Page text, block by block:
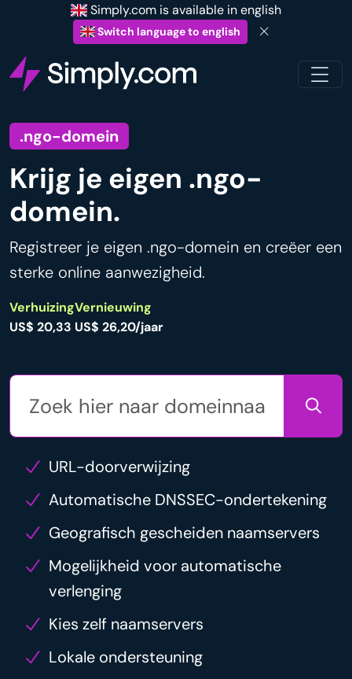
Simply.com is available in english
Switch language to english
.ngo-domein
Krijg je eigen .ngo-
domein.
Registreer je eigen .ngo-domein en creëer een
sterke online aanwezigheid.
Verhuizing
US$ 20,33
Vernieuwing
US$ 26,20/jaar
URL-doorverwijzing
Automatische DNSSEC-ondertekening
Geografisch gescheiden naamservers
Mogelijkheid voor automatische
verlenging
Kies zelf naamservers
Lokale ondersteuning